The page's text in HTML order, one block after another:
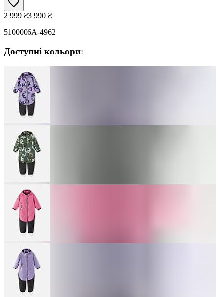
2 999 ₴3 990 ₴
5100006A-4962
Доступні кольори: